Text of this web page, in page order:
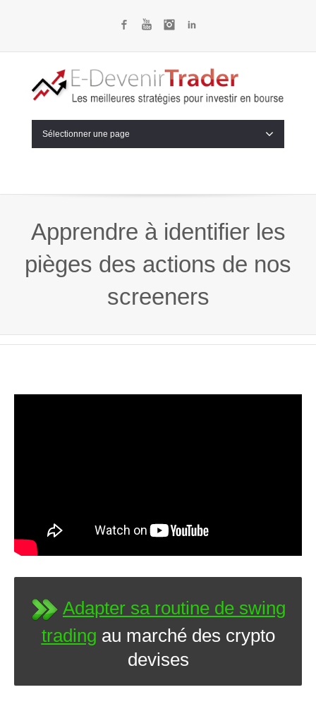
FacebookYouTubeInstagram
Sélectionner une page
Apprendre à identifier les
pièges des actions de nos
screeners
Adapter sa routine de swing
trading au marché des crypto
devises